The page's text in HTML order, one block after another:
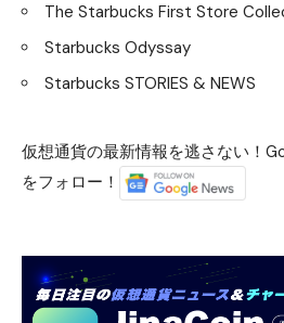
The Starbucks First Store
Starbucks Odyssay
Starbucks STORIES & NEWS
仮想通貨の最新情報を逃さない！
をフォロー！